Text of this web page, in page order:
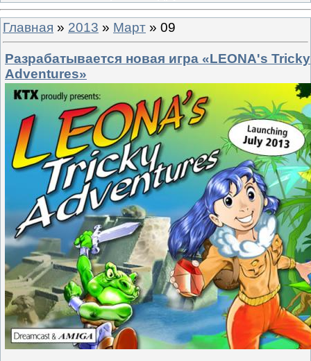
Главная » 2013 » Март » 09
Разрабатывается новая игра «LEONA's Tricky
Adventures»